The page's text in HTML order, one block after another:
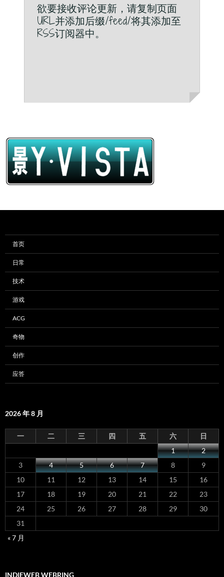
欲要接收评论更新，请复制页面
URL并添加后缀/feed/将其添加至
RSS订阅器中。
首页
日常
技术
游戏
ACG
奇物
创作
应答
2026 年 8 月
一 二 三 四 五 六
日
1
2
3
4 5 6 7 8
9
10
11 12 13 14 15
16
17
18 19 20 21 22
23
24
25 26 27 28 29
30
31
« 7 月
INDIEWEB WEBRING